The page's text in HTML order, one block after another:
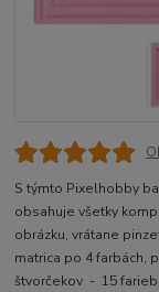
S týmto Pixelhobby
obsahuje všetky
obrázku, vrátane
matrica po 4 farbách,
štvorčekov - 15 farieb